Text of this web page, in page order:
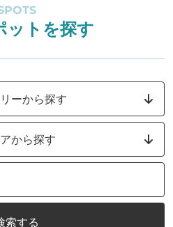
ットを探す
ーから探す
から探す
索する